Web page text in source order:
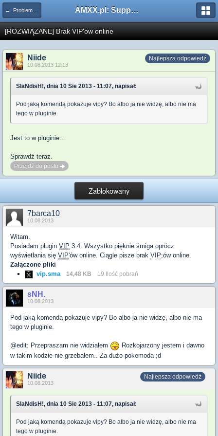
← Problemy z pluginami AMXX.pl: Support AMX Mod X i SourceMod
[ROZWIĄZANE] Brak VIP'ow online
Najlepsza odpowiedź
Niide
10.08.2013 12:13
SlaNdisH!, dnia 10 Sie 2013 - 11:07, napisał:
Pod jaką komendą pokazuje vipy? Bo albo ja nie widzę, albo nie ma
tego w pluginie.
Jest to w pluginie...
Sprawdź teraz.
Przejdź do postu
Zablokowany
7barca10
10.08.2013
Witam.
Posiadam plugin VIP 3.4. Wszystko pięknie śmiga oprócz
wyświetlania się VIP'ów online. Ciągle pisze brak VIP;ów online.
Załączone pliki
vip.sma
14,48 KB 19 Ilość pobrań
sNH.
10.08.2013
Pod jaką komendą pokazuje vipy? Bo albo ja nie widzę, albo nie ma
tego w pluginie.
@edit: Przepraszam nie widziałem
Rozkojarzony jestem i dawno
w takim kodzie nie grzebałem.. Za dużo pokemoda ;d
Najlepsza odpowiedź
Niide
10.08.2013
SlaNdisH!, dnia 10 Sie 2013 - 11:07, napisał:
Pod jaką komendą pokazuje vipy? Bo albo ja nie widzę, albo nie ma
tego w pluginie.